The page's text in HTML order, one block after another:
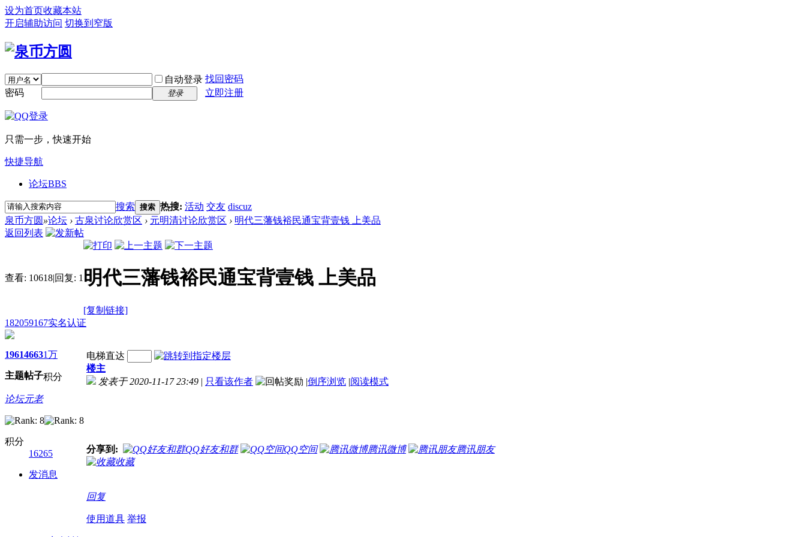
设为首页收藏本站
开启辅助访问 切换到窄版
自动登录 找回密码
密码
登录 立即注册
只需一步，快速开始
快捷导航
论坛BBS
搜索 搜索 热搜: 活动 交友 discuz
泉币方圆 »论坛 › 古泉讨论欣赏区 › 元明清讨论欣赏区 › 明代三藩钱裕民通宝背壹钱 上美品
返回列表
查看: 10618|回复: 1 明代三藩钱裕民通宝背壹钱 上美品
[复制链接]
182059167实名认证
1961
主题
4663
帖子
1万
积分
论坛元老
积分
16265
发消息
电梯直达
楼主
发表于 2020-11-17 23:49 | 只看该作者 |倒序浏览 |阅读模式
分享到: QQ好友和群 QQ空间 腾讯微博
腾讯朋友
收藏
回复
使用道具 举报